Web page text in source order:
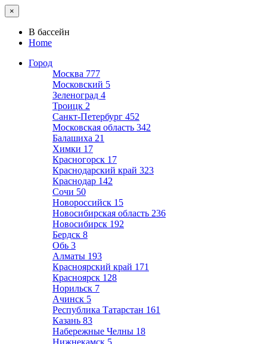
×
В бассейн
Home
Город
Москва 777
Московский 5
Зеленоград 4
Троицк 2
Санкт-Петербург 452
Московская область 342
Балашиха 21
Химки 17
Красногорск 17
Краснодарский край 323
Краснодар 142
Сочи 50
Новороссийск 15
Новосибирская область 236
Новосибирск 192
Бердск 8
Обь 3
Алматы 193
Красноярский край 171
Красноярск 128
Норильск 7
Ачинск 5
Республика Татарстан 161
Казань 83
Набережные Челны 18
Нижнекамск 5